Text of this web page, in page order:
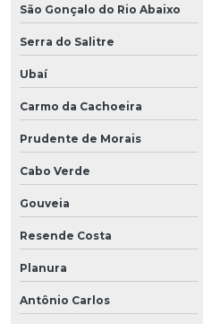
São Gonçalo do Rio Abaixo
Serra do Salitre
Ubaí
Carmo da Cachoeira
Prudente de Morais
Cabo Verde
Gouveia
Resende Costa
Planura
Antônio Carlos